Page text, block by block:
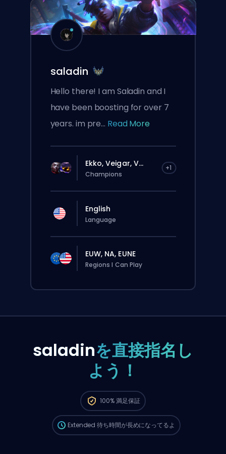
saladin
Hello there! I am Saladin and I
have been boosting for over 7
years. im pre... Read More
Ekko, Veigar, V... +1
Champions
English
Language
EUW, NA, EUNE
Regions I Can Play
saladinを直接指名し
よう！
100%満足保証
から、サイトから普通に注文するより待ち時間
が長くなる可能性があるよ。
Extended 待ち時間が長めになってるよ